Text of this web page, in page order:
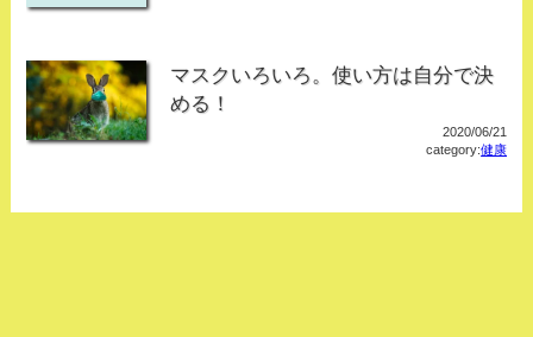
マスクいろいろ。使い方は自分で決
める！
2020/06/21
category:健康